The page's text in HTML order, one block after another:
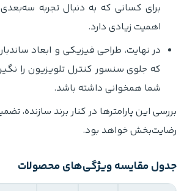
برای کسانی که به دنبال تجربه
اهمیت زیادی دارد.
در نهایت، طراحی فیزیکی و ابعاد
که جلوی سنسور کنترل تلویزیون را
شما همخوانی داشته باشد.
بررسی این پارامترها در کنار برند سازنده،
رضایت‌بخش خواهد بود.
جدول مقایسه ویژگی‌های محصولات